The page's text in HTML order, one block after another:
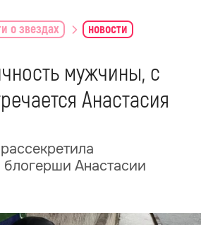
о звездах новости
мужчины, с
Анастасия
Анастасии